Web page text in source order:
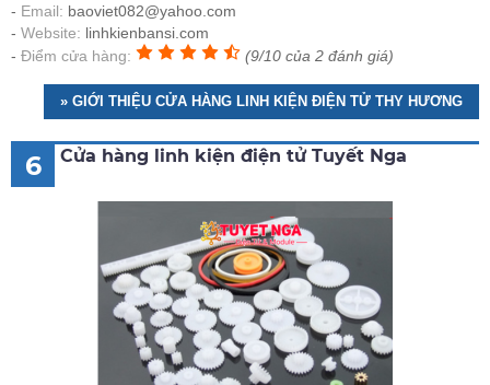
Email: baoviet082@yahoo.com
Website: linhkienbansi.com
Điểm cửa hàng:
(9/10 của 2 đánh giá)
» GIỚI THIỆU CỬA HÀNG LINH KIỆN ĐIỆN TỬ THY HƯƠNG
6 Cửa hàng linh kiện điện tử Tuyết Nga